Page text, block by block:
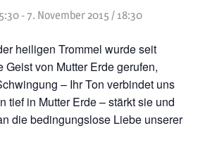
-7. November 2015 / 18:30
heiligen Trommel wurde seit
von Mutter Erde gerufen,
– Ihr Ton verbindet uns
tief in Mutter Erde – stärkt sie und
die bedingungslose Liebe unserer